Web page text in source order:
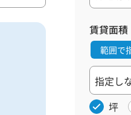
賃貸面積
範囲で
坪